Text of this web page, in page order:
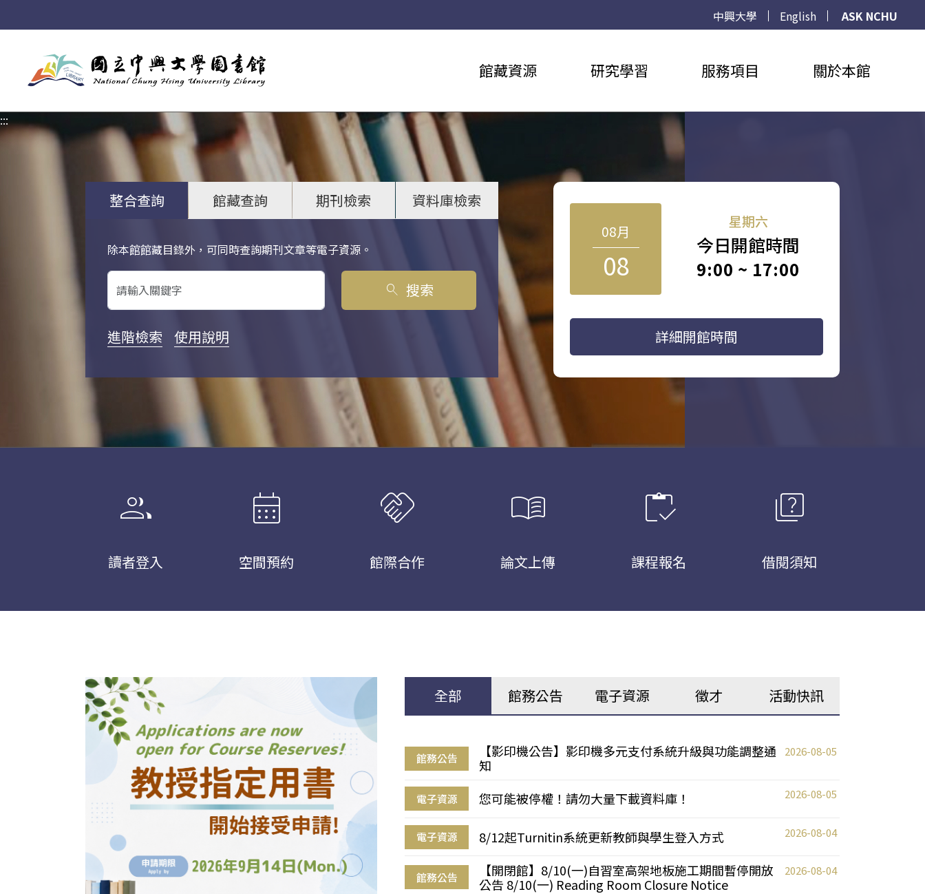
中興大學 English
ASK NCHU
館藏資源 研究學習 服務項目 關於本館
:::
整合查詢 館藏查詢 期刊檢索 資料庫檢索
除本館館藏目錄外，可同時查詢期刊文章等電子資源。
關鍵字搜尋
search 搜索
進階檢索 使用說明
08月
08
星期六
今日開館時間
9:00 ~ 17:00
詳細開館時間
group
讀者登入
calendar_month
空間預約
handshake
館際合作
menu_book
論文上傳
inventory
課程報名
quiz
借閱須知
全部 館務公告 電子資源 徵才 活動快訊
館務公告
【影印機公告】影印機多元支付系統升級與功能調整通
知
2026-08-05
電子資源 您可能被停權！請勿大量下載資料庫！ 2026-08-05
電子資源 8/12起Turnitin系統更新教師與學生登入方式 2026-08-04
館務公告
【開閉館】8/10(一)自習室高架地板施工期間暫停開放
公告 8/10(一) Reading Room Closure Notice
2026-08-04